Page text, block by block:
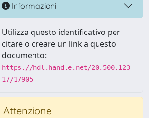
Informazioni
Utilizza questo identificativo per
citare o creare un link a questo
documento:
https://hdl.handle.net/20.500.123
17/17905
Attenzione